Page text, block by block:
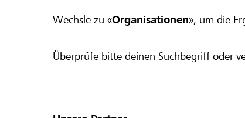
Wechsle zu «Organisationen», um die
Überprüfe bitte deinen Suchbegriff oder